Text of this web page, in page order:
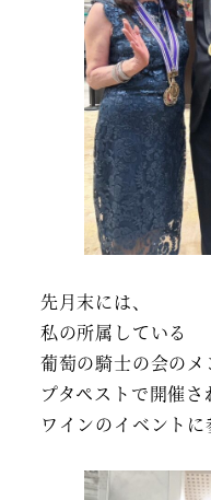
先月末には、
私の所属している
葡萄の騎士の会のメ
プタペストで開催さ
ワインのイベントに